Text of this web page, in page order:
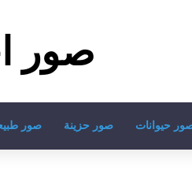
صور
حيوانات صور حزينة صور